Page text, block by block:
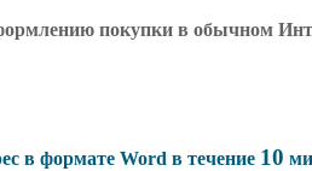
покупки в обычном
в формате Word в течение 10